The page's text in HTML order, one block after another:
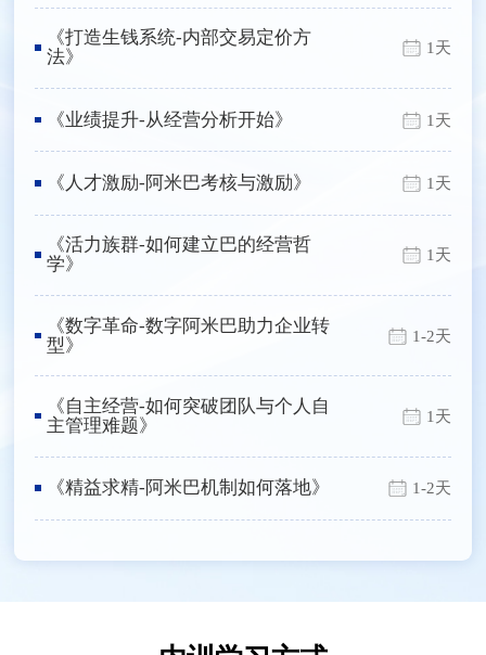
《打造生钱系统-内部交易定价方
法》
1天
《业绩提升-从经营分析开始》 1天
《人才激励-阿米巴考核与激励》 1天
《活力族群-如何建立巴的经营哲
学》
1天
《数字革命-数字阿米巴助力企业转
型》
1-2天
《自主经营-如何突破团队与个人自
主管理难题》
1天
《精益求精-阿米巴机制如何落地》 1-2天